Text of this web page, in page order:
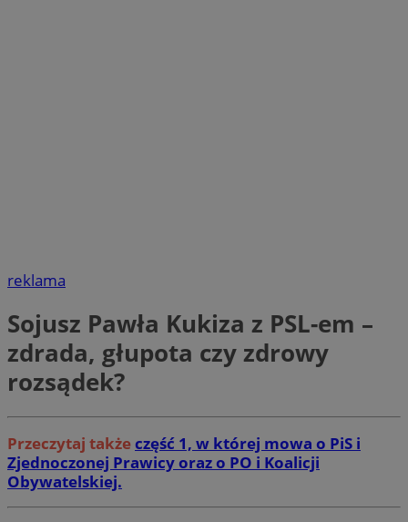
reklama
Sojusz Pawła Kukiza z PSL-em –
zdrada, głupota czy zdrowy
rozsądek?
Przeczytaj takżeczęść 1, w której mowa o PiS i
Zjednoczonej Prawicy oraz o PO i Koalicji
Obywatelskiej.